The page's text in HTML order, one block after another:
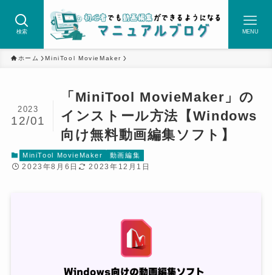
検索 MENU
ホーム MiniTool MovieMaker
「MiniTool MovieMaker」の
インストール方法【Windows
向け無料動画編集ソフト】
2023
12/01
MiniTool MovieMaker 動画編集
2023年8月6日 2023年12月1日